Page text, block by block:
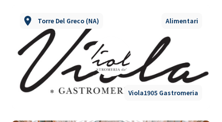
Torre Del Greco (NA) Alimentari
Viola1905 Gastromeria